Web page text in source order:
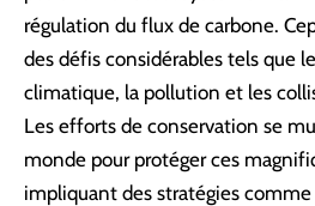
régulation du flux de carbone.
des défis considérables tels que
climatique, la pollution et les
Les efforts de conservation se
monde pour protéger ces
impliquant des stratégies